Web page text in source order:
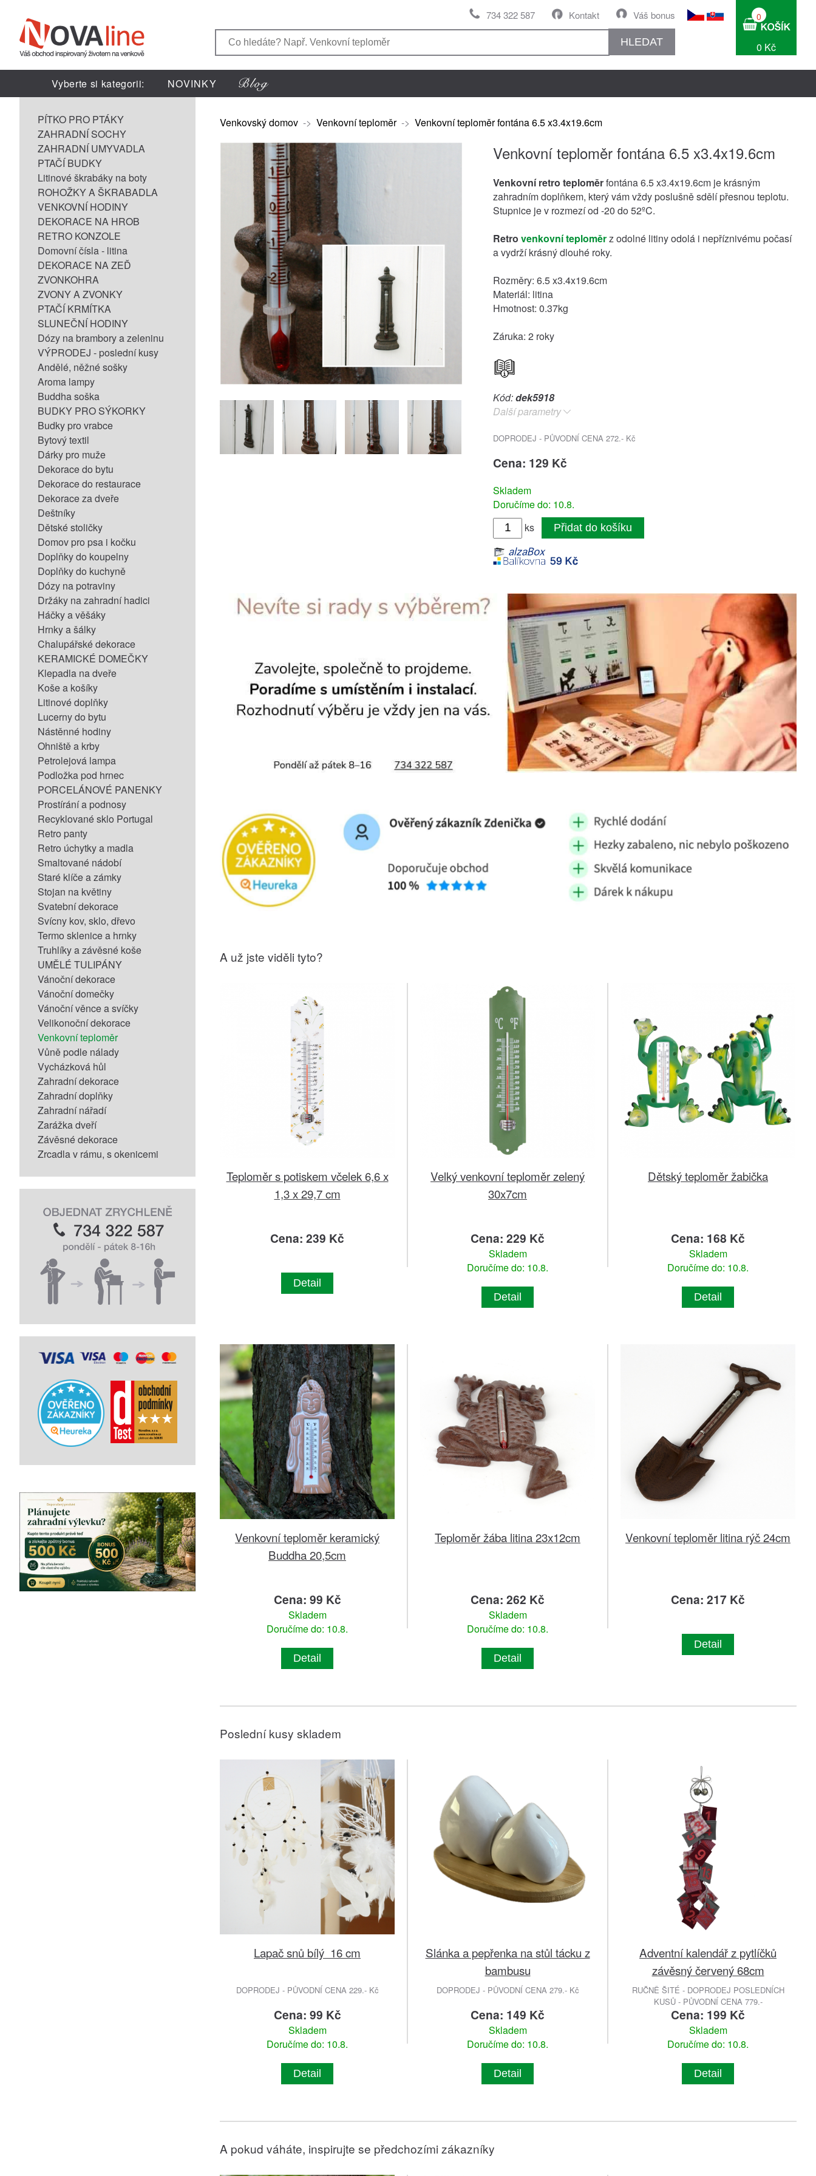
Váš bonus
Kontakt
734 322 587
HLEDAT
0
0 Kč
Vyberte si kategorii: NOVINKY
PÍTKO PRO PTÁKY
ZAHRADNÍ SOCHY
ZAHRADNÍ UMYVADLA
PTAČÍ BUDKY
Litinové škrabáky na boty
ROHOŽKY A ŠKRABADLA
VENKOVNÍ HODINY
DEKORACE NA HROB
RETRO KONZOLE
Domovní čísla - litina
DEKORACE NA ZEĎ
ZVONKOHRA
ZVONY A ZVONKY
PTAČÍ KRMÍTKA
SLUNEČNÍ HODINY
Dózy na brambory a zeleninu
VÝPRODEJ - poslední kusy
Andělé, něžné sošky
Aroma lampy
Buddha soška
BUDKY PRO SÝKORKY
Budky pro vrabce
Bytový textil
Dárky pro muže
Dekorace do bytu
Dekorace do restaurace
Dekorace za dveře
Deštníky
Dětské stoličky
Domov pro psa i kočku
Doplňky do koupelny
Doplňky do kuchyně
Dózy na potraviny
Držáky na zahradní hadici
Háčky a věšáky
Hrnky a šálky
Chalupářské dekorace
KERAMICKÉ DOMEČKY
Klepadla na dveře
Koše a košíky
Litinové doplňky
Lucerny do bytu
Nástěnné hodiny
Ohniště a krby
Petrolejová lampa
Podložka pod hrnec
PORCELÁNOVÉ PANENKY
Prostírání a podnosy
Recyklované sklo Portugal
Retro panty
Retro úchytky a madla
Smaltované nádobí
Staré klíče a zámky
Stojan na květiny
Svatební dekorace
Svícny kov, sklo, dřevo
Termo sklenice a hrnky
Truhlíky a závěsné koše
UMĚLÉ TULIPÁNY
Vánoční dekorace
Vánoční domečky
Vánoční věnce a svíčky
Velikonoční dekorace
Venkovní teploměr
Vůně podle nálady
Vycházková hůl
Zahradní dekorace
Zahradní doplňky
Zahradní nářadí
Zarážka dveří
Závěsné dekorace
Zrcadla v rámu, s okenicemi
Venkovský domov -> Venkovní teploměr-> Venkovní teploměr fontána 6.5 x3.4x19.6cm
Venkovní teploměr fontána 6.5 x3.4x19.6cm
Venkovní retro teploměrfontána 6.5 x3.4x19.6cm je krásným
zahradním doplňkem, který vám vždy poslušně sdělí přesnou teplotu.
Stupnice je v rozmezí od -20 do 52ºC.
Retro venkovní teploměrz odolné litiny odolá i nepříznivému počasí
a vydrží krásný dlouhé roky.
Rozměry: 6.5 x3.4x19.6cm
Materiál: litina
Hmotnost: 0.37kg
Záruka: 2 roky
Kód:dek5918
Další parametry
DOPRODEJ - PŮVODNÍ CENA 272.- Kč
Cena: 129 Kč
Skladem
Doručíme do: 10.8.
ks
Přidat do košíku
A už jste viděli tyto?
Teploměr s potiskem včelek 6,6 x
1,3 x 29,7 cm
Cena: 239 Kč
Detail
Velký venkovní teploměr zelený
30x7cm
Cena: 229 Kč
Skladem
Doručíme do: 10.8.
Detail
Dětský teploměr žabička
Cena: 168 Kč
Skladem
Doručíme do: 10.8.
Detail
Venkovní teploměr keramický
Buddha 20,5cm
Cena: 99 Kč
Skladem
Doručíme do: 10.8.
Detail
Teploměr žába litina 23x12cm
Cena: 262 Kč
Skladem
Doručíme do: 10.8.
Detail
Venkovní teploměr litina rýč 24cm
Cena: 217 Kč
Detail
Poslední kusy skladem
Lapač snů bílý 16 cm
DOPRODEJ - PŮVODNÍ CENA 229.- Kč
Cena: 99 Kč
Skladem
Doručíme do: 10.8.
Detail
Slánka a pepřenka na stůl tácku z
bambusu
DOPRODEJ - PŮVODNÍ CENA 279.- Kč
Cena: 149 Kč
Skladem
Doručíme do: 10.8.
Detail
Adventní kalendář z pytlíčků
závěsný červený 68cm
RUČNĚ ŠITÉ - DOPRODEJ POSLEDNÍCH
KUSŮ - PŮVODNÍ CENA 779.-
Cena: 199 Kč
Skladem
Doručíme do: 10.8.
Detail
A pokud váháte, inspirujte se předchozími zákazníky